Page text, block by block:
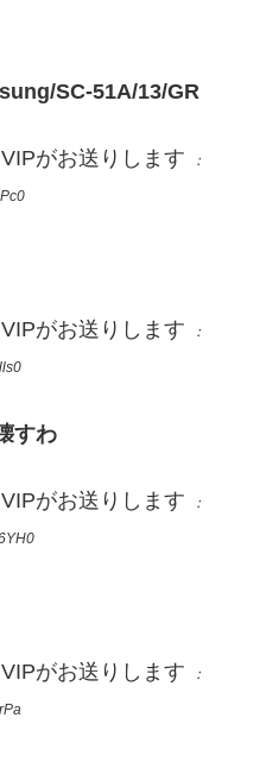
SC-51A/13/GR
がお送りします ：
がお送りします ：
すわ
がお送りします ：
がお送りします ：